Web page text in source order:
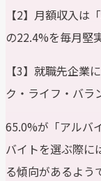
【2】月額収入は
の22.4%を毎月堅
【3】就職先企業
ク・ライフ・バラ
65.0%が「アルバ
バイトを選ぶ際に
る傾向があるよう